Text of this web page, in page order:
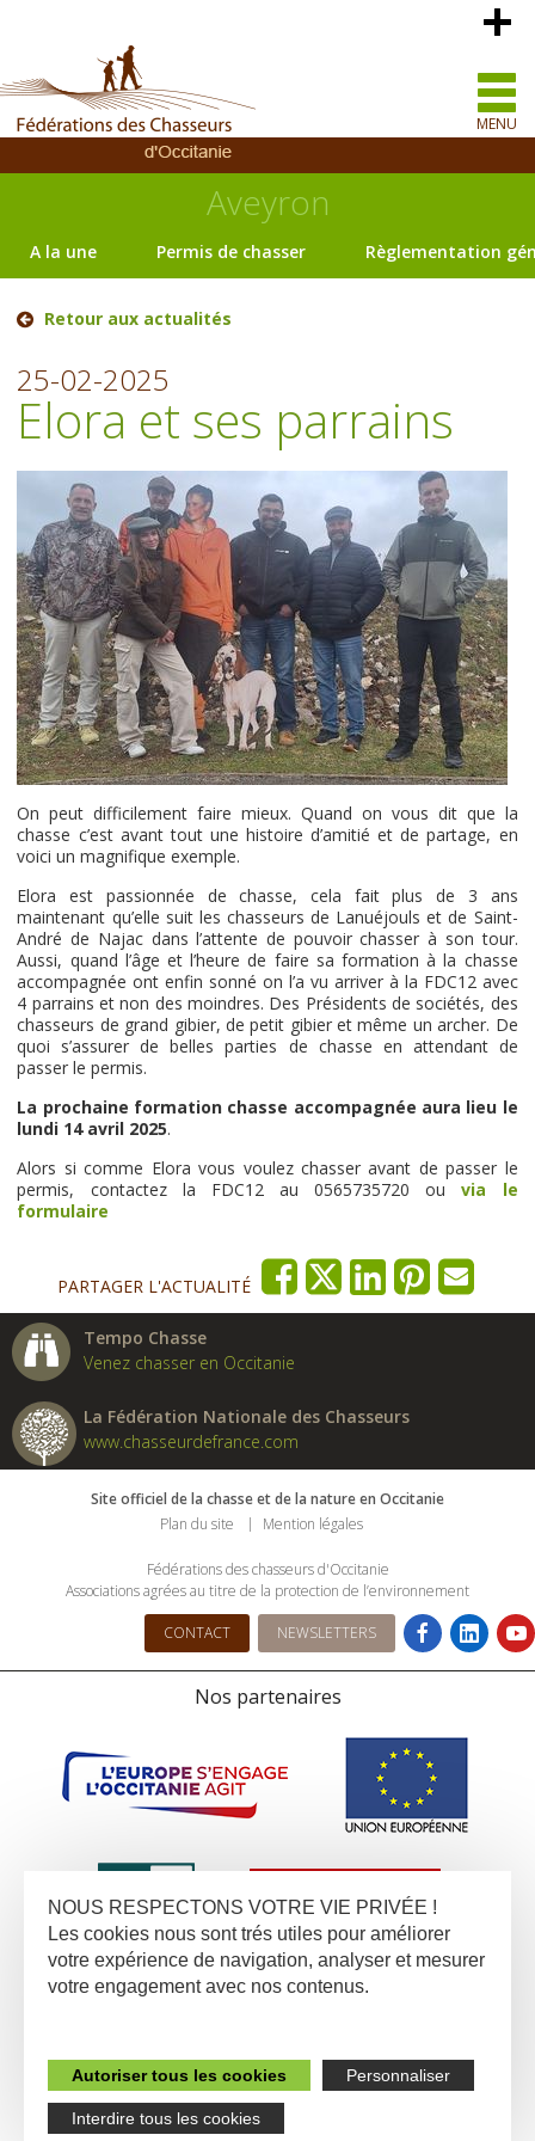
MENU
Aveyron
A la une Permis de chasser Règlementation
Retour aux actualités
25-02-2025
Elora et ses parrains
On peut difficilement faire mieux. Quand on vous dit que la
chasse c’est avant tout une histoire d’amitié et de partage, en
voici un magnifique exemple.
Elora est passionnée de chasse, cela fait plus de 3 ans
maintenant qu’elle suit les chasseurs de Lanuéjouls et de Saint-
André de Najac dans l’attente de pouvoir chasser à son tour.
Aussi, quand l’âge et l’heure de faire sa formation à la chasse
accompagnée ont enfin sonné on l’a vu arriver à la FDC12 avec
4 parrains et non des moindres. Des Présidents de sociétés, des
chasseurs de grand gibier, de petit gibier et même un archer. De
quoi s’assurer de belles parties de chasse en attendant de
passer le permis.
La prochaine formation chasse accompagnée aura lieu le
lundi 14 avril 2025.
Alors si comme Elora vous voulez chasser avant de passer le
permis, contactez la FDC12 au 0565735720 ouvia le
formulaire
PARTAGER L'ACTUALITÉ
Tempo Chasse
Venez chasser en Occitanie
La Fédération Nationale des Chasseurs
www.chasseurdefrance.com
Site officiel de la chasse et de la nature en Occitanie
Plan du site
Mention légales
Fédérations des chasseurs d'Occitanie
Associations agrées au titre de la protection de l’environnement
CONTACT NEWSLETTERS
Nos partenaires
NOUS RESPECTONS VOTRE VIE PRIVÉE !
Les cookies nous sont trés utiles pour améliorer
votre expérience de navigation, analyser et mesurer
votre engagement avec nos contenus.
Autoriser tous les cookies Personnaliser
Interdire tous les cookies